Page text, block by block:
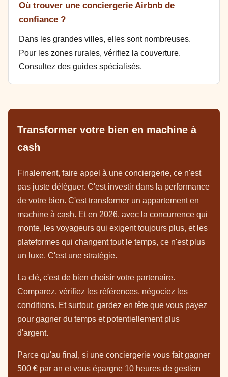
Où trouver une conciergerie Airbnb de
confiance ?
Dans les grandes villes, elles sont nombreuses.
Pour les zones rurales, vérifiez la couverture.
Consultez des guides spécialisés.
Transformer votre bien en machine à
cash
Finalement, faire appel à une conciergerie, ce n'est
pas juste déléguer. C'est investir dans la performance
de votre bien. C'est transformer un appartement en
machine à cash. Et en 2026, avec la concurrence qui
monte, les voyageurs qui exigent toujours plus, et les
plateformes qui changent tout le temps, ce n'est plus
un luxe. C'est une stratégie.
La clé, c'est de bien choisir votre partenaire.
Comparez, vérifiez les références, négociez les
conditions. Et surtout, gardez en tête que vous payez
pour gagner du temps et potentiellement plus
d'argent.
Parce qu'au final, si une conciergerie vous fait gagner
500 € par an et vous épargne 10 heures de gestion